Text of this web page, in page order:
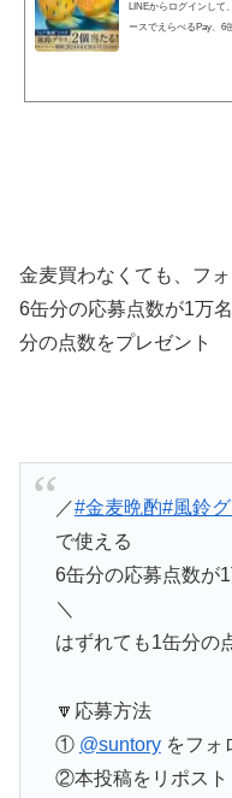
LINEからログインして
ースでえらべるPay、6
金麦買わなくても、フ
6缶分の応募点数が1万
分の点数をプレゼント
／#金麦晩酌#風鈴
で使える
6缶分の応募点数が
＼
はずれても1缶分の
🔽応募方法
① @suntoryをフォ
②本投稿をリポスト